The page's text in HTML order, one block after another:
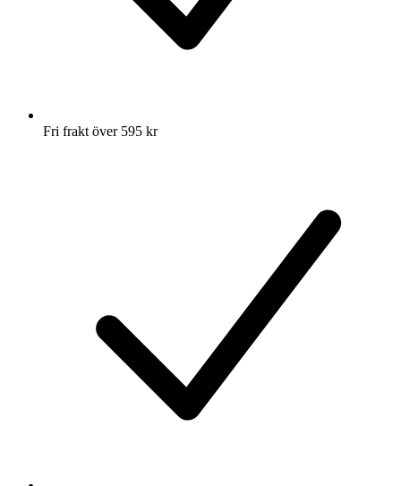
Fri frakt över 595 kr